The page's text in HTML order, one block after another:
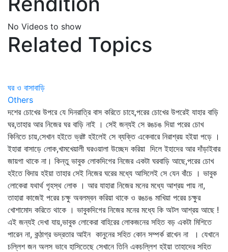
No Videos to show
Related Topics
ঘর ও বাসাবাড়ি
Others
দশের চোখের উপরে যে দিনরাত্রি বাস করিতে চাহে,পরের চোখের উপরেই যাহার বাড়ি
ঘর,তাহার আর নিজের ঘর বাড়ি নাই । সেই জন্যই সে রঙচঙ দিয়া পরের চোখ
কিনিতে চায়,সেখান হইতে ভ্রষ্ট হইলেই সে ব্যক্তি একেবারে নিরাশ্রয় হইয়া পড়ে ।
ইহারা বাসাড়ে লোক,খামখেয়ালী ঘরওয়ালা উচ্ছেদ করিয়া দিলে ইহাদের আর দাঁড়াইবার
জায়গা থাকে না। কিন্তু ভাবুক লোকদিগের নিজের একটা ঘরবাড়ি আছে,পরের চোখ
হইতে বিদায় হইয়া তাহার সেই নিজের ঘরের মধ্যে আসিলেই সে যেন বাঁচে । ভাবুক
লোকেরা যথার্থ গৃহস্থ লোক । আর যাহারা নিজের মনের মধ্যে আশ্রয় পায় না,
তাহারা কাজেই পরের চক্ষু অবলম্বন করিয়া থাকে ও রঙচঙ মাখিয়া পরের চক্ষুর
খোশামোদ করিতে থাকে । ভাবুকদিগের নিজের মনের মধ্যে কি অটল আশ্রয় আছে !
এই জন্যই দেখা যায়,ভাবুক লোকেরা বাহিরের লোকজনের সহিত বড় একটা মিশিতে
পারেন না, কন্ঠাগ্র ভদ্রতার আইন কানুনের সহিত কোন সম্পর্ক রাখেন না । যেখানে
চল্লিশ জন অলস ভাবে হাসিতেছে সেখানে তিনি একচল্লিশ হইয়া তাহাদের সহিত